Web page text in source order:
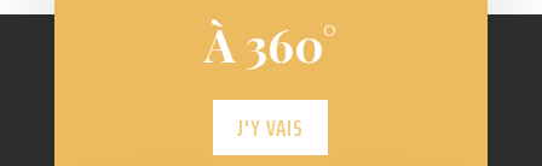
À 360°
J'Y VAIS